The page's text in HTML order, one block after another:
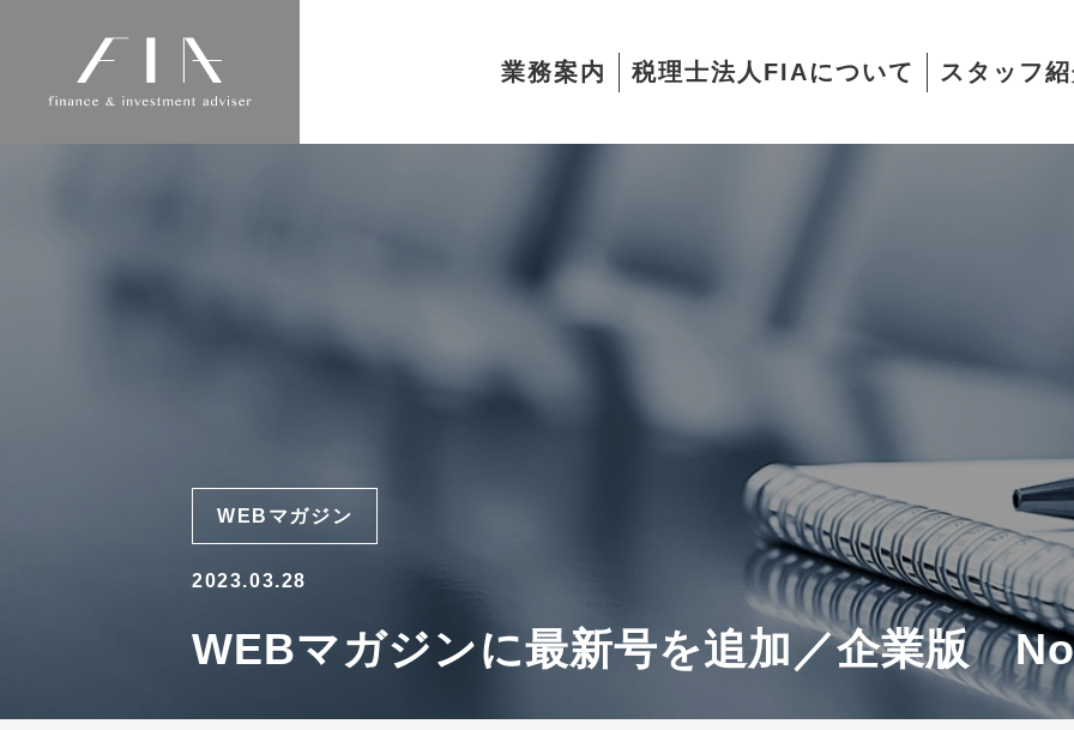
業務案内 税理士法人FIAについて スタッフ
WEBマガジン
2023.03.28
WEBマガジンに最新号を追加／企業版